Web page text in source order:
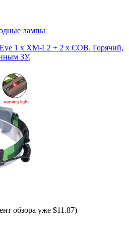
лампы
1 х XM-L2 + 2 х COB. Горячий,
ЗУ.
обзора уже $11.87)